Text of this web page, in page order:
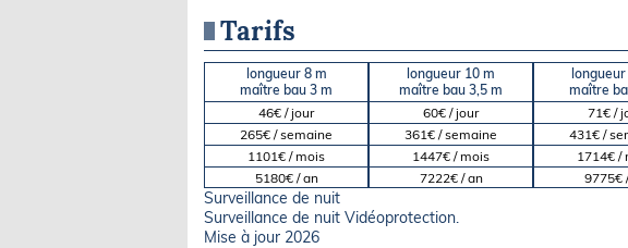
Tarifs
longueur 8 m
maître bau 3 m
46€ / jour
265€ / semaine
1101€ / mois
5180€ / an
longueur 10 m
maître bau 3,5 m
60€ / jour
361€ / semaine
1447€ / mois
7222€ / an
maître
71€ /
431€ /
1714€ /
9775€
Surveillance de nuit
Surveillance de nuit Vidéoprotection.
Mise à jour 2026